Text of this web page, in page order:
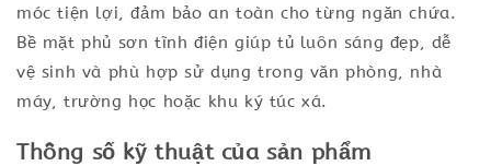
móc tiện lợi, đảm bảo an toàn cho từng ngăn chứa.
Bề mặt phủ sơn tĩnh điện giúp tủ luôn sáng đẹp, dễ
vệ sinh và phù hợp sử dụng trong văn phòng, nhà
máy, trường học hoặc khu ký túc xá.
Thông số kỹ thuật của sản phẩm